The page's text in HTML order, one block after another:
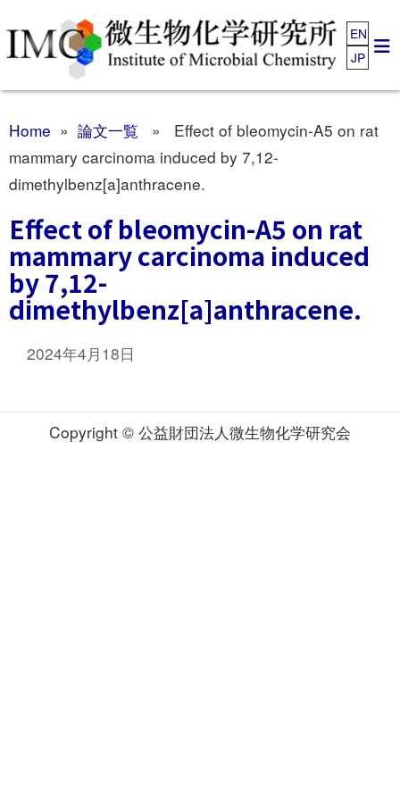
EN
JP
Home » 論文一覧 » Effect of bleomycin-A5 on rat
mammary carcinoma induced by 7,12-
dimethylbenz[a]anthracene.
Effect of bleomycin-A5 on rat
mammary carcinoma induced
by 7,12-
dimethylbenz[a]anthracene.
2024年4月18日
Copyright © 公益財団法人微生物化学研究会